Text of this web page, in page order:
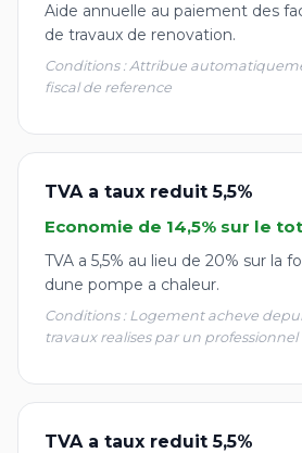
Aide annuelle au paiement des
de travaux de renovation.
Conditions : Attribue
fiscal de reference
TVA a taux reduit 5,5%
Economie de 14,5% sur le
TVA a 5,5% au lieu de 20% sur la
dune pompe a chaleur.
Conditions : Logement acheve
travaux realises par un professionnel
TVA a taux reduit 5,5%